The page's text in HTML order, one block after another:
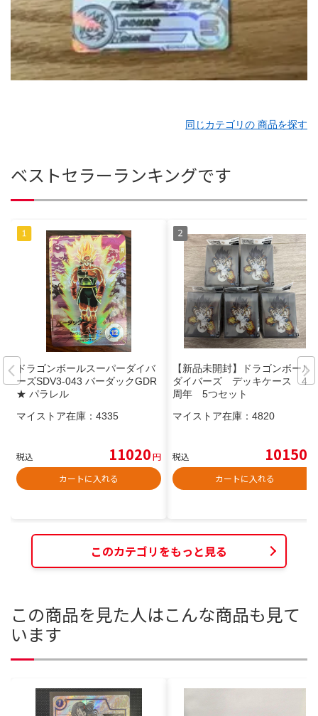
同じカテゴリの 商品を探す
ベストセラーランキングです
ドラゴンボールスーパーダイバ
ーズSDV3-043 バーダックGDR
★ パラレル
マイストア在庫： 4335
税込 11020円
カートに入れる
【新品未開封】ドラゴンボール
ダイバーズ デッキケース 40
周年 5つセット
マイストア在庫： 4820
税込 10150
カートに入れる
このカテゴリをもっと見る
この商品を見た人はこんな商品も見て
います